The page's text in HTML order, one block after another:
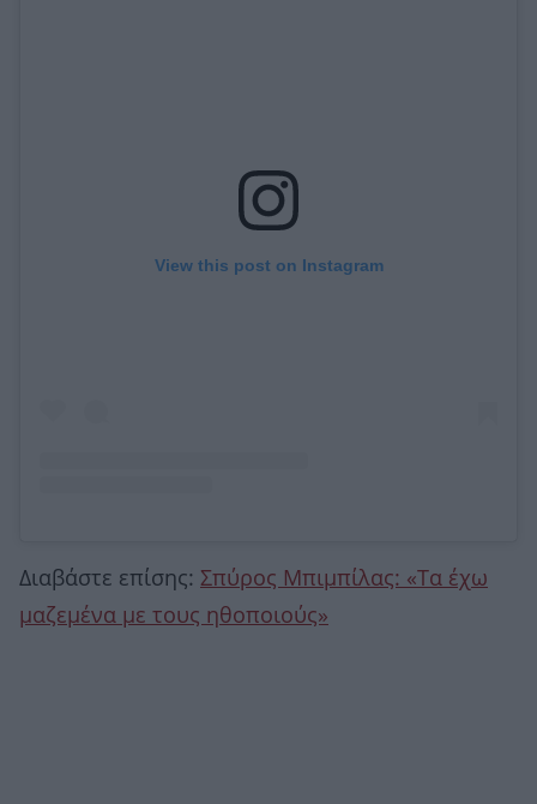
View this post on Instagram
Διαβάστε επίσης: Σπύρος Μπιμπίλας: «Τα έχω
μαζεμένα με τους ηθοποιούς»